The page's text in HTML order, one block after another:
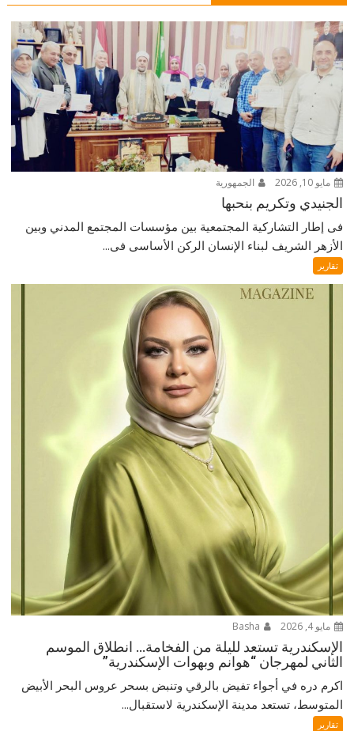
مايو 10, 2026 الجمهورية
الجنيدي وتكريم بنحبها
فى إطار التشاركية المجتمعية بين مؤسسات المجتمع المدني وبين
الأزهر الشريف لبناء الإنسان الركن الأساسى فى...
تقارير
مايو 4, 2026
الإسكندرية تستعد لليلة من الفخامة… انطلاق الموسم
الثاني لمهرجان “هوانم وبهوات الإسكندرية”
اكرم دره في أجواء تفيض بالرقي وتنبض بسحر عروس البحر الأبيض
المتوسط، تستعد مدينة الإسكندرية لاستقبال...
تقارير